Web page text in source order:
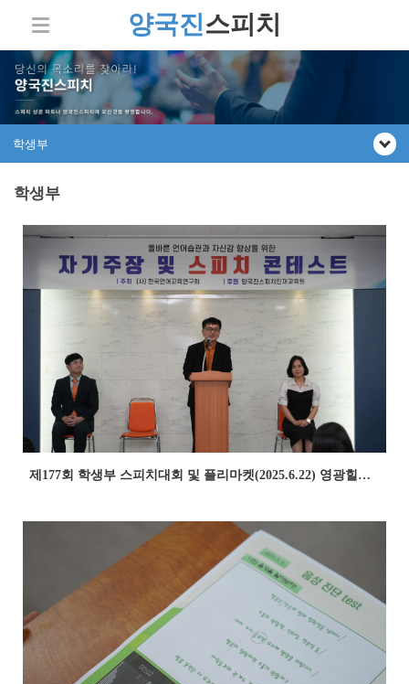
양국진스피치
학생부
학생부
제177회 학생부 스피치대회 및 플리마켓(2025.6.22) 영광힐링컨벤션리조트